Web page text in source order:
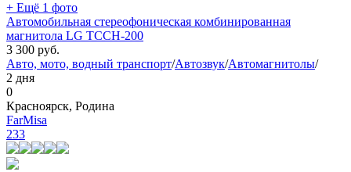
+ Ещё 1 фото
Автомобильная стереофоническая комбинированная
магнитола LG TCCH-200
3 300 руб.
Авто, мото, водный транспорт/Автозвук/Автомагнитолы/
2 дня
0
Красноярск, Родина
FarMisa
233